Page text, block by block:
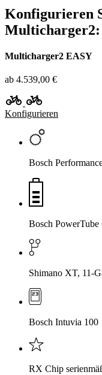
Konfigurieren
Multicharger2:
Multicharger2 EASY
ab 4.539,00 €
Konfigurieren
Bosch
Bosch PowerTube
Shimano XT, 11-
Bosch Intuvia 100
RX Chip